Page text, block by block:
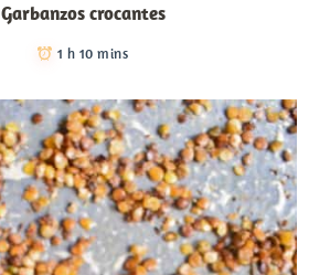
Garbanzos crocantes
1 h 10 mins